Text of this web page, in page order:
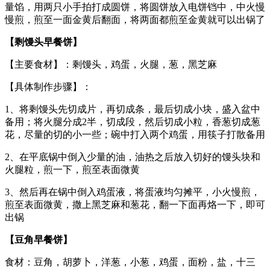
量馅，用两只小手拍打成圆饼，将圆饼放入电饼铛中，中火慢
慢煎，煎至一面金黄后翻面，将两面都煎至金黄就可以出锅了
【剩馒头早餐饼】
【主要食材】：剩馒头，鸡蛋，火腿，葱，黑芝麻
【具体制作步骤】：
1、将剩馒头先切成片，再切成条，最后切成小块，盛入盆中
备用；将火腿分成2半，切成段，然后切成小粒，香葱切成葱
花，尽量的切的小一些；碗中打入两个鸡蛋，用筷子打散备用
2、在平底锅中倒入少量的油，油热之后放入切好的馒头块和
火腿粒，煎一下，煎至表面微黄
3、然后再在锅中倒入鸡蛋液，将蛋液均匀摊平，小火慢煎，
煎至表面微黄，撒上黑芝麻和葱花，翻一下面再烙一下，即可
出锅
【豆角早餐饼】
食材：豆角，胡萝卜，洋葱，小葱，鸡蛋，面粉，盐，十三